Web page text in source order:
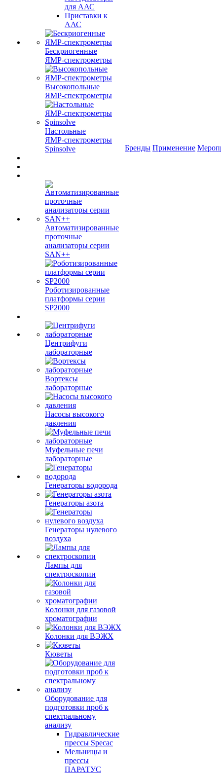
для ААС
Приставки к
ААС
Бескриогенные
ЯМР‑спектрометры
Высокопольные
ЯМР‑спектрометры
Настольные
ЯМР‑спектрометры
Spinsolve
Автоматизированные
проточные
анализаторы серии
SAN++
Роботизированные
платформы серии
SP2000
Центрифуги
лабораторные
Вортексы
лабораторные
Насосы высокого
давления
Муфельные печи
лабораторные
Генераторы водорода
Генераторы азота
Генераторы нулевого
воздуха
Лампы для
спектроскопии
Колонки для газовой
хроматографии
Колонки для ВЭЖХ
Кюветы
Оборудование для
подготовки проб к
спектральному
анализу
Гидравлические
прессы Specac
Мельницы и
прессы
ПАРАТУС
Бренды Применение